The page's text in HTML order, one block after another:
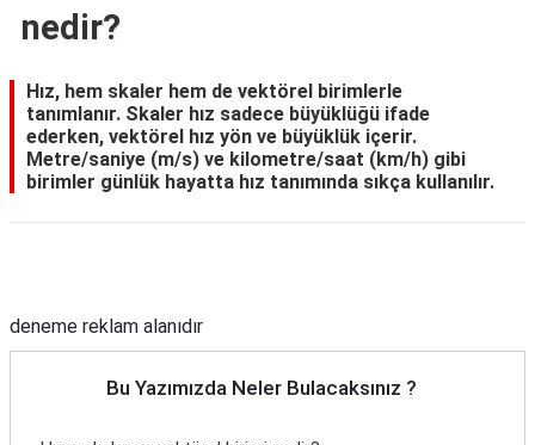
nedir?
Hız, hem skaler hem de vektörel birimlerle
tanımlanır. Skaler hız sadece büyüklüğü ifade
ederken, vektörel hız yön ve büyüklük içerir.
Metre/saniye (m/s) ve kilometre/saat (km/h) gibi
birimler günlük hayatta hız tanımında sıkça kullanılır.
deneme reklam alanıdır
Bu Yazımızda Neler Bulacaksınız ?